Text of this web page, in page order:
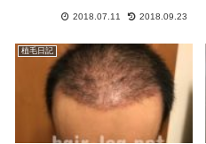
2018.07.11 2018.09.23
植毛日記